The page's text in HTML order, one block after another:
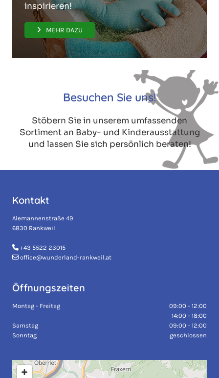
inspirieren!
MEHR DAZU
Besuchen Sie uns!
Stöbern Sie in unserem umfassenden
Sortiment an Baby- und Kinderausstattung
und lassen Sie sich persönlich beraten!
Kontakt
Alemannenstraße 49
6830 Rankweil
 +43 5522 23015
 office@wunderland-rankweil.at
Öffnungszeiten
Montag - Freitag
09:00 - 12:00
14:00 - 18:00
Samstag
09:00 - 12:00
Sonntag
geschlossen